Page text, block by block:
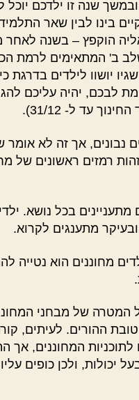
שנה זו ילדכם
בינו לבין שאר
הוקפץ – בשנה לאחר
ב' המתאימים לרמת
יושוו לילדים בדרגת
לבכם, יהיה עליכם
עד ל- 31/12).
נבונים, אך זה לא אומר
רמזים ראשונים של
מתעניינים בכל נושא.
מתענגים לקרוא.
מחוננים הוא נטייה
המטרה של מבחני
ההורים. לעיתים,
המחוננים, אך
יכולות, ולכן כופים